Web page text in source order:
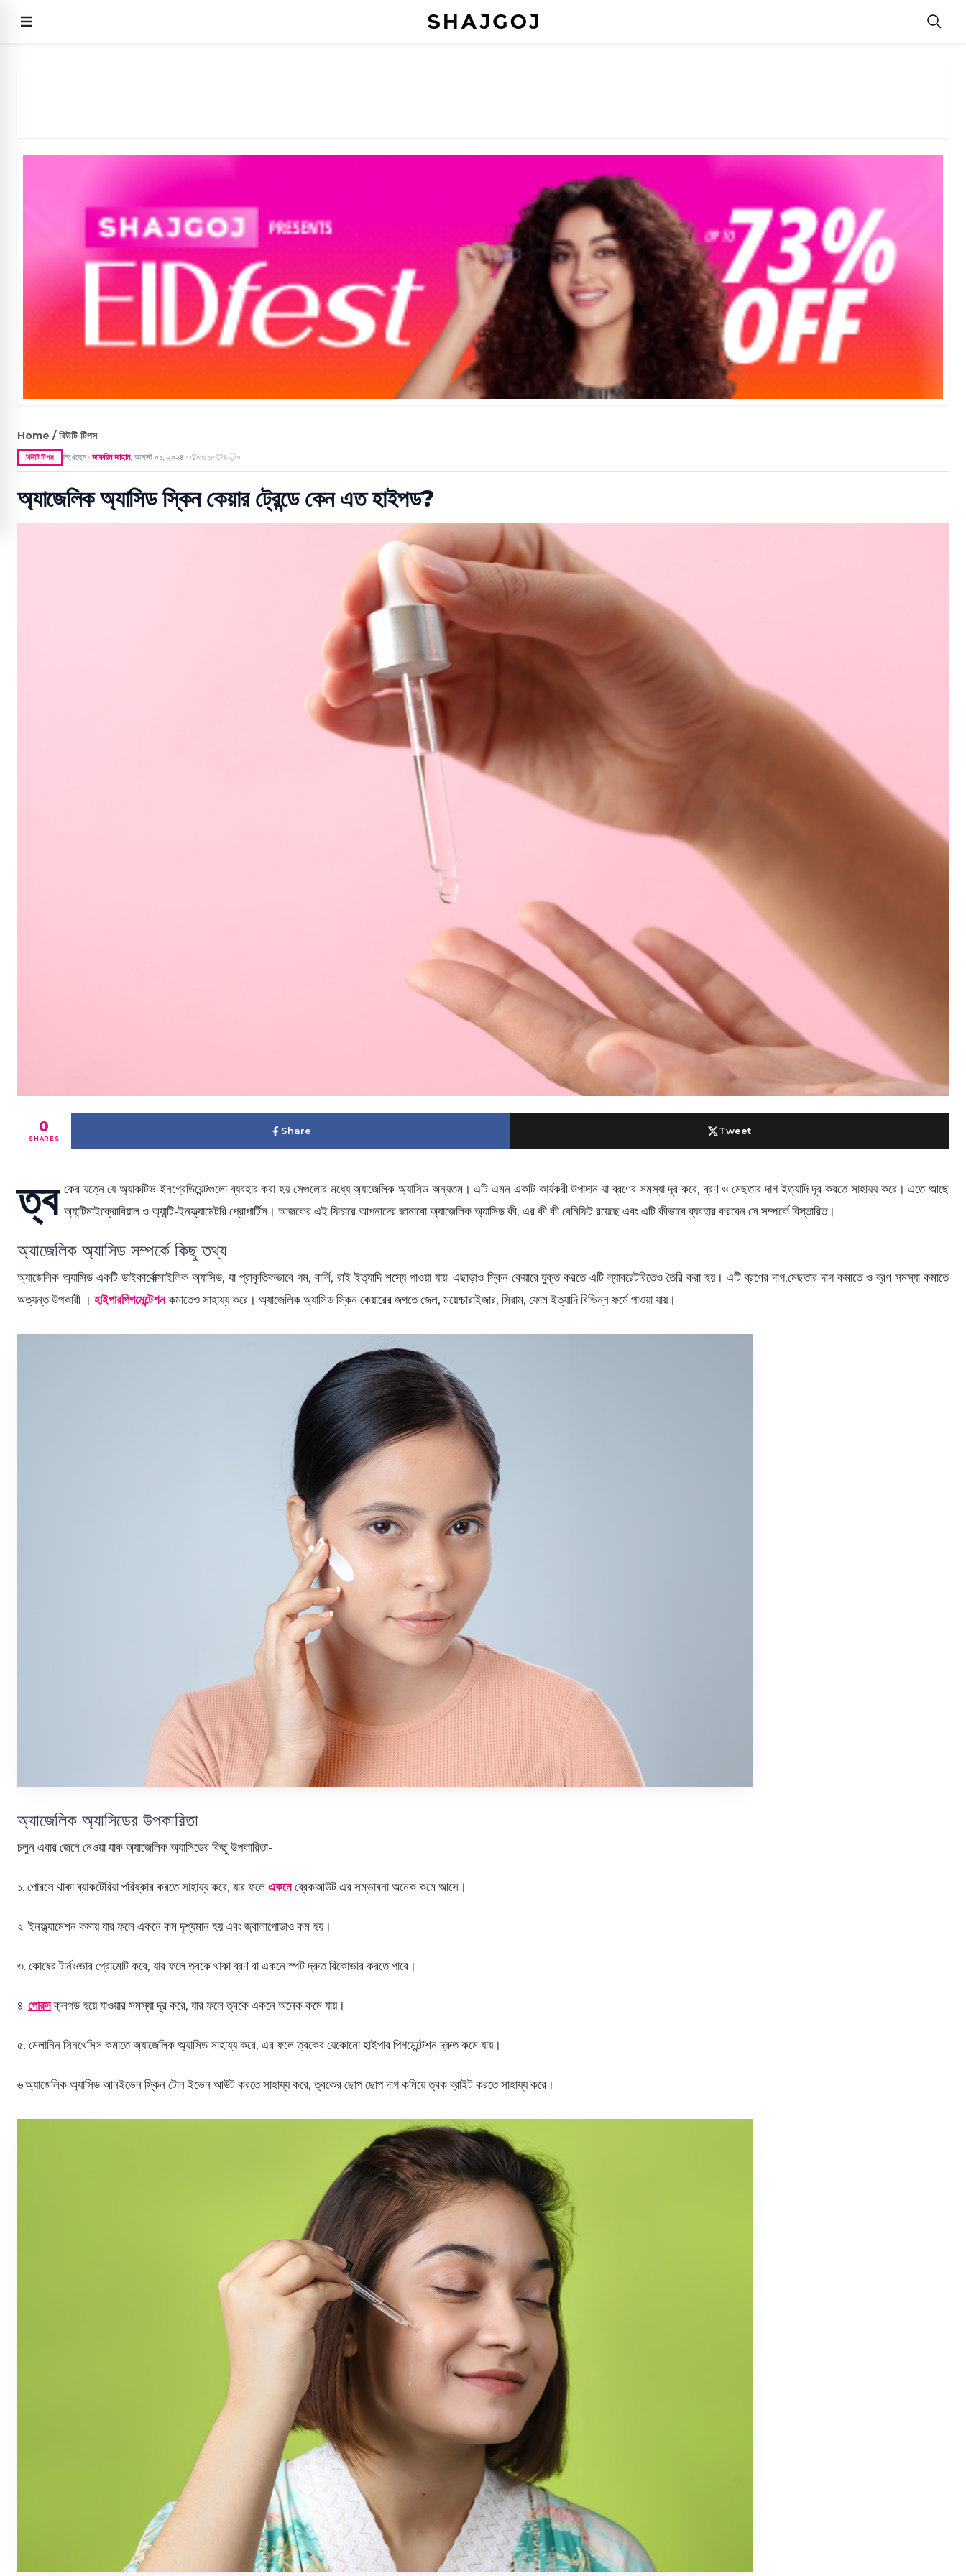
Home / বিউটি টিপস
বিউটি টিপস লিখেছেন ● জাফরিন জাহান, আগস্ট ০১, ২০২৪ ● ৩৫১৮ ৪ ০
অ্যাজেলিক অ্যাসিড স্কিন কেয়ার ট্রেন্ডে কেন এত হাইপড?
0
SHARES
Share Tweet
ত্ব কের যত্নে যে অ্যাকটিভ ইনগ্রেডিয়েন্টগুলো ব্যবহার করা হয় সেগুলোর মধ্যে অ্যাজেলিক অ্যাসিড অন্যতম। এটি এমন একটি কার্যকরী উপাদান যা ব্রণের সমস্যা দূর করে, ব্রণ ও মেছতার দাগ ইত্যাদি দূর করতে সাহায্য করে। এতে আছে
অ্যান্টিমাইক্রোবিয়াল ও অ্যান্টি-ইনফ্ল্যামেটরি প্রোপার্টিস। আজকের এই ফিচারে আপনাদের জানাবো অ্যাজেলিক অ্যাসিড কী, এর কী কী বেনিফিট রয়েছে এবং এটি কীভাবে ব্যবহার করবেন সে সম্পর্কে বিস্তারিত।
অ্যাজেলিক অ্যাসিড সম্পর্কে কিছু তথ্য
অ্যাজেলিক অ্যাসিড একটি ডাইকার্বোক্সাইলিক অ্যাসিড, যা প্রাকৃতিকভাবে গম, বার্লি, রাই ইত্যাদি শস্যে পাওয়া যায়৷ এছাড়াও স্কিন কেয়ারে যুক্ত করতে এটি ল্যাবরেটরিতেও তৈরি করা হয়। এটি ব্রণের দাগ,মেছতার দাগ কমাতে ও ব্রণ সমস্যা কমাতে
অত্যন্ত উপকারী । হাইপারপিগমেন্টেশনকমাতেও সাহায্য করে। অ্যাজেলিক অ্যাসিড স্কিন কেয়ারের জগতে জেল, ময়েশ্চারাইজার, সিরাম, ফোম ইত্যাদি বিভিন্ন ফর্মে পাওয়া যায়।
অ্যাজেলিক অ্যাসিডের উপকারিতা
চলুন এবার জেনে নেওয়া যাক অ্যাজেলিক অ্যাসিডের কিছু উপকারিতা-
১. পোরসে থাকা ব্যাকটেরিয়া পরিষ্কার করতে সাহায্য করে, যার ফলে একনেব্রেকআউট এর সম্ভাবনা অনেক কমে আসে।
২. ইনফ্ল্যামেশন কমায় যার ফলে একনে কম দৃশ্যমান হয় এবং জ্বালাপোড়াও কম হয়।
৩. কোষের টার্নওভার প্রোমোট করে, যার ফলে ত্বকে থাকা ব্রণ বা একনে স্পট দ্রুত রিকোভার করতে পারে।
৪. পোরসক্লগড হয়ে যাওয়ার সমস্যা দূর করে, যার ফলে ত্বকে একনে অনেক কমে যায়।
৫. মেলানিন সিনথেসিস কমাতে অ্যাজেলিক অ্যাসিড সাহায্য করে, এর ফলে ত্বকের যেকোনো হাইপার পিগমেন্টেশন দ্রুত কমে যায়।
৬.অ্যাজেলিক অ্যাসিড আনইভেন স্কিন টোন ইভেন আউট করতে সাহায্য করে, ত্বকের ছোপ ছোপ দাগ কমিয়ে ত্বক ব্রাইট করতে সাহায্য করে।